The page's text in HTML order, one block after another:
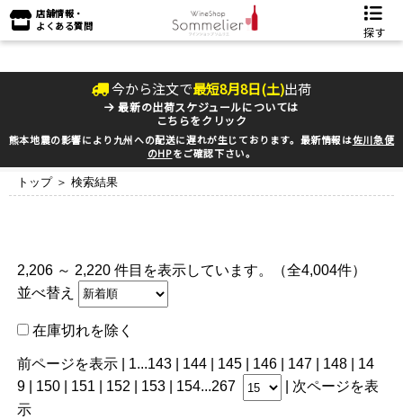
店舗情報・
よくある質問
探す
今から注文で最短8月8日(土)出荷
最新の出荷スケジュールについては
こちらをクリック
熊本地震の影響により九州への配送に遅れが生じております。最新情報は佐川急便
のHPをご確認下さい。
トップ ＞ 検索結果
2,206 ～ 2,220 件目を表示しています。（全4,004件）
並べ替え
在庫切れを除く
前ページを表示| 1...143| 144| 145| 146| 147 | 148 | 14
9| 150| 151| 152| 153| 154...267
次ページを表
示